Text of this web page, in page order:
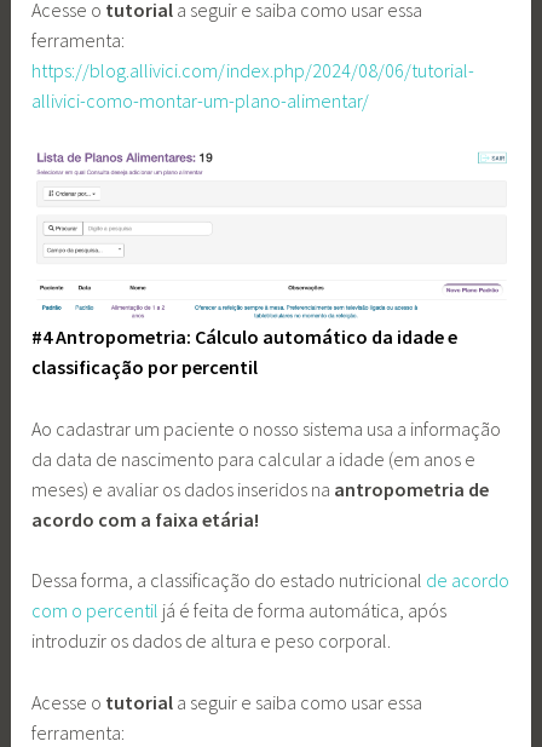
Acesse o tutorial a seguir e saiba como usar essa
ferramenta:
https://blog.allivici.com/index.php/2024/08/06/tutorial-
allivici-como-montar-um-plano-alimentar/
#4 Antropometria: Cálculo automático da idade e
classificação por percentil
Ao cadastrar um paciente o nosso sistema usa a informação
da data de nascimento para calcular a idade (em anos e
meses) e avaliar os dados inseridos na antropometria de
acordo com a faixa etária!
Dessa forma, a classificação do estado nutricional de acordo
com o percentil já é feita de forma automática, após
introduzir os dados de altura e peso corporal.
Acesse o tutorial a seguir e saiba como usar essa
ferramenta: